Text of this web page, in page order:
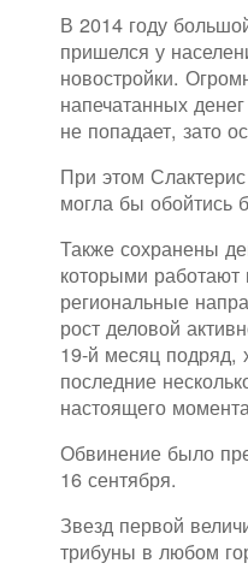
В 2014 году
пришелся у
новостройки.
напечатанных
не попадает, зато
При этом
могла бы обойтись
Также сохранены
которыми работают
региональные
рост деловой
19-й месяц подряд,
последние
настоящего
Обвинение было
16 сентября.
Звезд первой
трибуны в любом